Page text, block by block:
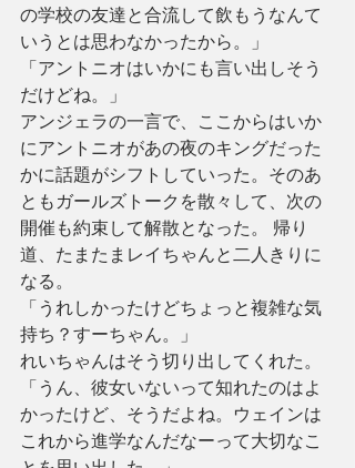
の学校の友達と合流して飲もうなんて
いうとは思わなかったから。」
「アントニオはいかにも言い出しそう
だけどね。」
アンジェラの一言で、ここからはいか
にアントニオがあの夜のキングだった
かに話題がシフトしていった。そのあ
ともガールズトークを散々して、次の
開催も約束して解散となった。 帰り
道、たまたまレイちゃんと二人きりに
なる。
「うれしかったけどちょっと複雑な気
持ち？すーちゃん。」
れいちゃんはそう切り出してくれた。
「うん、彼女いないって知れたのはよ
かったけど、そうだよね。ウェインは
これから進学なんだなーって大切なこ